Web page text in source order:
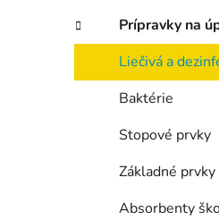
Prípravky na
Liečivá a
Baktérie
Stopové prvky
Základné prvky
Absorbenty